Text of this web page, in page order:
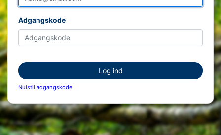
Adgangskode
Log ind
Nulstil adgangskode